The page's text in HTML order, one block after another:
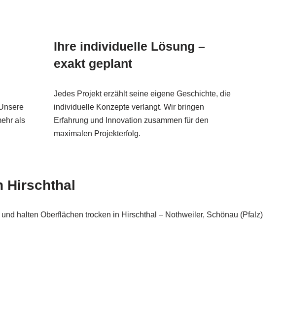
als
Ihre individuelle Lösung –
exakt geplant
Jedes Projekt erzählt seine eigene Geschichte, die
individuelle Konzepte verlangt. Wir bringen
Erfahrung und Innovation zusammen für den
maximalen Projekterfolg.
Hirschthal
halten Oberflächen trocken in Hirschthal – Nothweiler, Schönau (Pfalz)